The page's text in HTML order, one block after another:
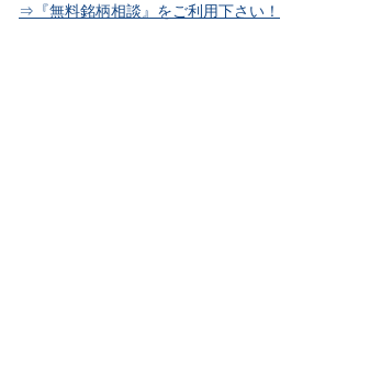
⇒『無料銘柄相談』をご利用下さい！